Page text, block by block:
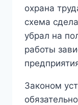
охрана
схема
убрал на
работы
Законом